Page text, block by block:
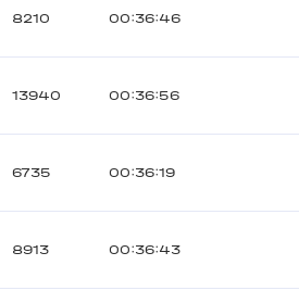
8210 00:36:46
13940 00:36:56
6735 00:36:19
8913 00:36:43